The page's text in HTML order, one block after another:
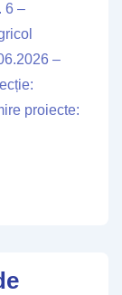
6 –
–
proiecte: